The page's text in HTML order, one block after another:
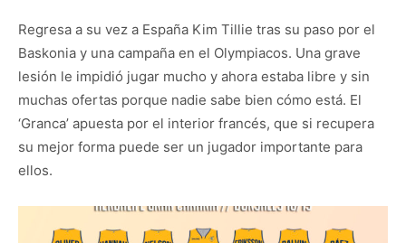
Regresa a su vez a España Kim Tillie tras su paso por el
Baskonia y una campaña en el Olympiacos. Una grave
lesión le impidió jugar mucho y ahora estaba libre y sin
muchas ofertas porque nadie sabe bien cómo está. El
‘Granca’ apuesta por el interior francés, que si recupera
su mejor forma puede ser un jugador importante para
ellos.